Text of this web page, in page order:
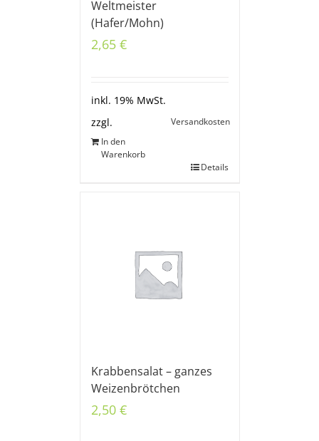
Weltmeister
(Hafer/Mohn)
2,65 €
inkl. 19% MwSt.
zzgl.
Versandkosten
In den
Warenkorb
Details
Krabbensalat – ganzes
Weizenbrötchen
2,50 €